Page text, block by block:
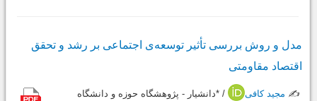
مدل و روش بررسی تأثیر توسعه‌ی اجتماعی بر رشد و تحقق
اقتصاد مقاومتی
✍️ مجید کافی
/ *دانشیار - پژوهشگاه حوزه و دانشگاه